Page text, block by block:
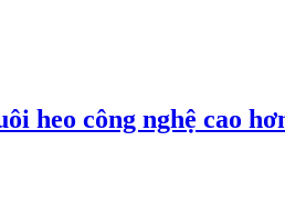
heo công nghệ cao